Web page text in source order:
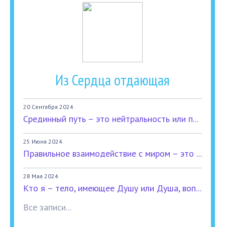
Из Сердца отдающая
20 Сентября 2024
Срединный путь – это нейтральность или п...
25 Июня 2024
Правильное взаимодействие с миром – это ...
28 Мая 2024
Кто я – тело, имеющее Душу или Душа, воп...
Все записи...